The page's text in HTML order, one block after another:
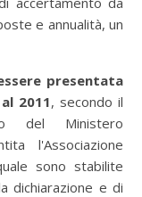
e annualità, un
presentata
2011, secondo il
del Ministero
l'Associazione
sono stabilite
dichiarazione e di